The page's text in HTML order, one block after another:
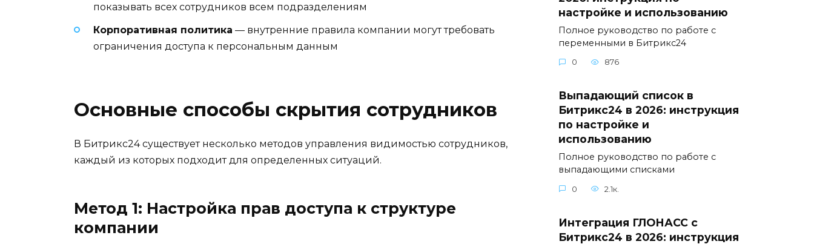
показывать всех сотрудников всем подразделениям
Корпоративная политика — внутренние правила компании могут требовать
ограничения доступа к персональным данным
Основные способы скрытия сотрудников
В Битрикс24 существует несколько методов управления видимостью сотрудников,
каждый из которых подходит для определенных ситуаций.
Метод 1: Настройка прав доступа к структуре
компании
настройке и использованию
Полное руководство по работе с
переменными в Битрикс24
0 876
Выпадающий список в
Битрикс24 в 2026: инструкция
по настройке и
использованию
Полное руководство по работе с
выпадающими списками
0 2.1к.
Интеграция ГЛОНАСС с
Битрикс24 в 2026: инструкция